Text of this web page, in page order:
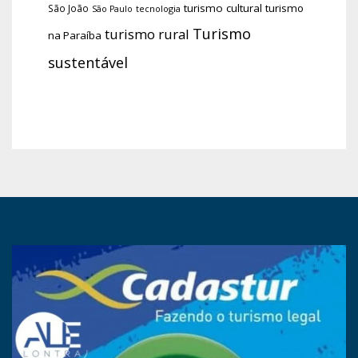
São João São Paulo tecnologia turismo cultural turismo
na Paraíba turismo rural Turismo
sustentável